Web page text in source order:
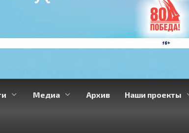
Медиа Архив Наши проекты